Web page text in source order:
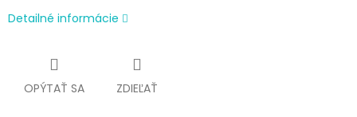
Detailné informácie
OPÝTAŤ SA ZDIEĽAŤ